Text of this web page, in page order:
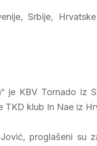
Srbije,
je KBV Tornado iz
klub In Nae iz
proglašeni su